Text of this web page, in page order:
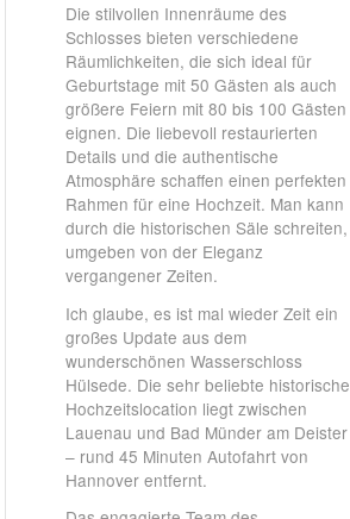
Die stilvollen Innenräume des
Schlosses bieten verschiedene
Räumlichkeiten, die sich ideal für
Geburtstage mit 50 Gästen als auch
größere Feiern mit 80 bis 100 Gästen
eignen. Die liebevoll restaurierten
Details und die authentische
Atmosphäre schaffen einen perfekten
Rahmen für eine Hochzeit. Man kann
durch die historischen Säle schreiten,
umgeben von der Eleganz
vergangener Zeiten.
Ich glaube, es ist mal wieder Zeit ein
großes Update aus dem
wunderschönen Wasserschloss
Hülsede. Die sehr beliebte historische
Hochzeitslocation liegt zwischen
Lauenau und Bad Münder am Deister
– rund 45 Minuten Autofahrt von
Hannover entfernt.